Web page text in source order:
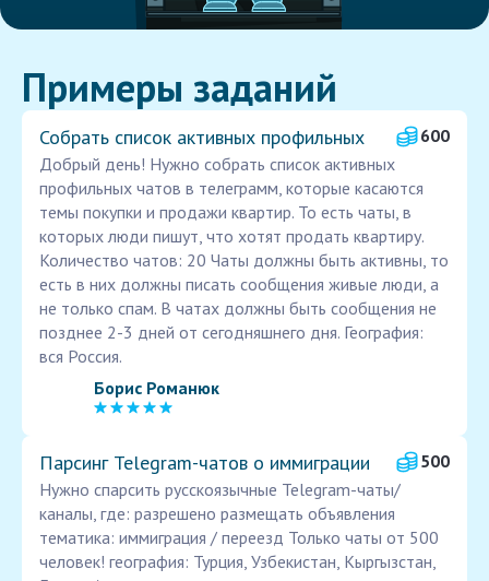
Примеры заданий
Собрать список активных профильных
600
Добрый день! Нужно собрать список активных
профильных чатов в телеграмм, которые касаются
темы покупки и продажи квартир. То есть чаты, в
которых люди пишут, что хотят продать квартиру.
Количество чатов: 20 Чаты должны быть активны, то
есть в них должны писать сообщения живые люди, а
не только спам. В чатах должны быть сообщения не
позднее 2-3 дней от сегодняшнего дня. География:
вся Россия.
Борис Романюк
Парсинг Telegram-чатов о иммиграции
500
Нужно спарсить русскоязычные Telegram-чаты/
каналы, где: разрешено размещать объявления
тематика: иммиграция / переезд Только чаты от 500
человек! география: Турция, Узбекистан, Кыргызстан,